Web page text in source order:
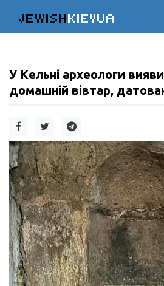
JEWISHKIEVUA
У Кельні археологи
домашній вівтар,